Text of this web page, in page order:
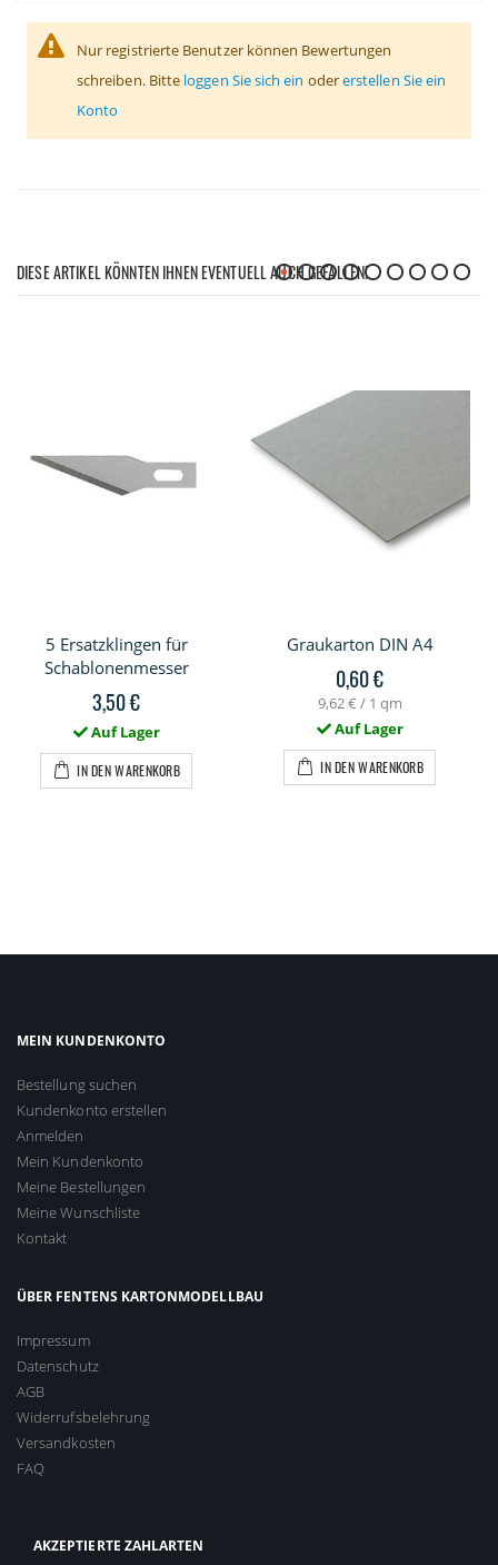
Nur registrierte Benutzer können Bewertungen
schreiben. Bitte loggen Sie sich ein odererstellen Sie ein
Konto
DIESE ARTIKEL KÖNNTEN IHNEN EVENTUELL AUCH GEFALLEN!
5 Ersatzklingen für
Schablonenmesser
3,50 €
Auf Lager
IN DEN WARENKORB
Graukarton DIN A4
0,60 €
9,62 € / 1 qm
Auf Lager
IN DEN WARENKORB
MEIN KUNDENKONTO
Bestellung suchen
Kundenkonto erstellen
Anmelden
Mein Kundenkonto
Meine Bestellungen
Meine Wunschliste
Kontakt
ÜBER FENTENS KARTONMODELLBAU
Impressum
Datenschutz
AGB
Widerrufsbelehrung
Versandkosten
FAQ
AKZEPTIERTE ZAHLARTEN